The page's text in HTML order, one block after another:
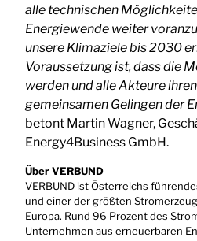
alle technischen
Energiewende weiter
unsere Klimaziele bis 2030
Voraussetzung ist, dass die
werden und alle Akteure
gemeinsamen Gelingen der
betont Martin Wagner,
Energy4Business GmbH.
Über VERBUND
VERBUND ist Österreichs
und einer der größten
Europa. Rund 96 Prozent des
Unternehmen aus erneuerbaren